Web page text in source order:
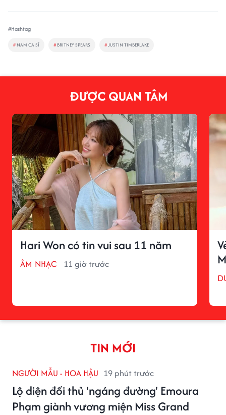
#Hashtag
# NAM CA SĨ # BRITNEY SPEARS #JUSTIN TIMBERLAKE
ĐƯỢC QUAN TÂM
Hari Won có tin vui sau 11 năm
ÂM NHẠC 11 giờ trước
TIN MỚI
NGƯỜI MẪU - HOA HẬU 19 phút trước
Lộ diện đối thủ 'ngáng đường' Emoura
Phạm giành vương miện Miss Grand